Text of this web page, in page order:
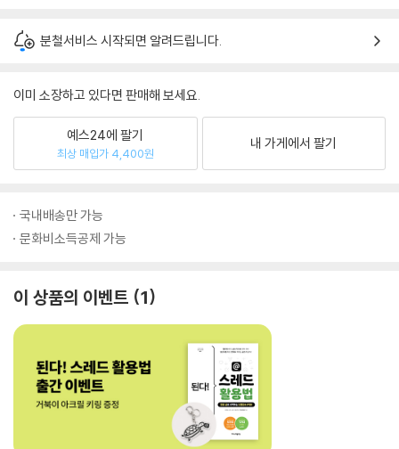
분철서비스 시작되면 알려드립니다.
이미 소장하고 있다면 판매해 보세요.
예스24에 팔기
최상 매입가 4,400원
내 가게에서 팔기
국내배송만 가능
문화비소득공제 가능
이 상품의 이벤트 1